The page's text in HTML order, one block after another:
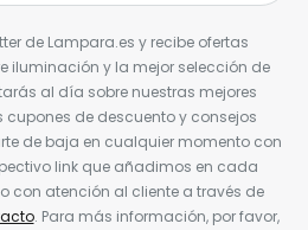
de Lampara.es y recibe ofertas
iluminación y la mejor selección de
al día sobre nuestras mejores
cupones de descuento y consejos
de baja en cualquier momento con
link que añadimos en cada
con atención al cliente a través de
. Para más información, por favor,